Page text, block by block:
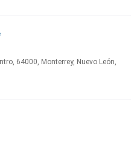
64000, Monterrey, Nuevo León,